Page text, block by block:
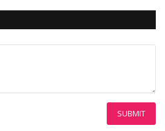
SUBMIT